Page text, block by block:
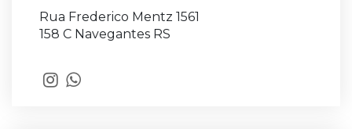
Rua Frederico Mentz 1561
158 C Navegantes RS